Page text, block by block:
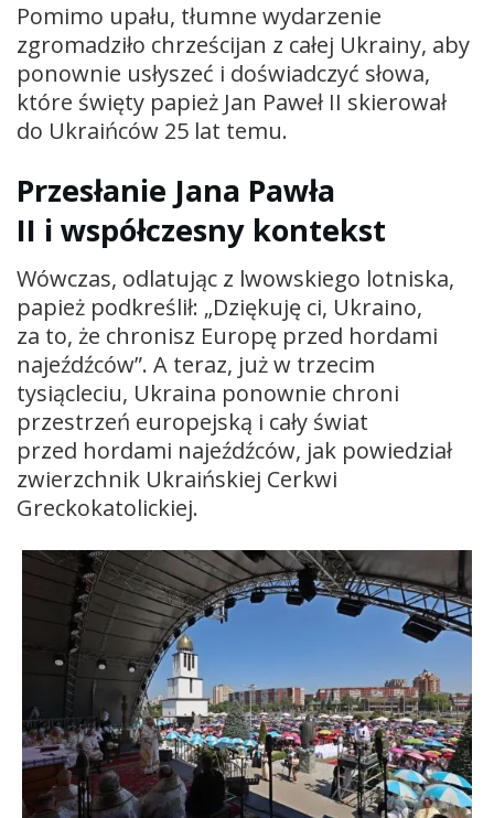
Pomimo upału, tłumne wydarzenie
zgromadziło chrześcijan z całej Ukrainy, aby
ponownie usłyszeć i doświadczyć słowa,
które święty papież Jan Paweł II skierował
do Ukraińców 25 lat temu.
Przesłanie Jana Pawła
II i współczesny kontekst
Wówczas, odlatując z lwowskiego lotniska,
papież podkreślił: „Dziękuję ci, Ukraino,
za to, że chronisz Europę przed hordami
najeźdźców”. A teraz, już w trzecim
tysiącleciu, Ukraina ponownie chroni
przestrzeń europejską i cały świat
przed hordami najeźdźców, jak powiedział
zwierzchnik Ukraińskiej Cerkwi
Greckokatolickiej.